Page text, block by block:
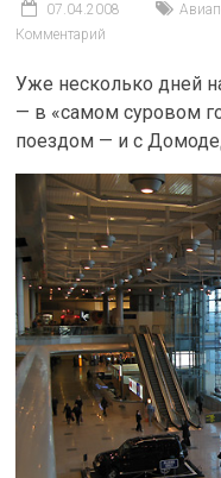
07.04.2008
Комментарий
Уже несколько дней
— в «самом суровом
поездом — и с